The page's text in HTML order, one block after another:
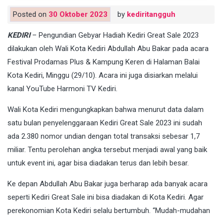
Posted on 30 Oktober 2023 by kediritangguh
KEDIRI– Pengundian Gebyar Hadiah Kediri Great Sale 2023
dilakukan oleh Wali Kota Kediri Abdullah Abu Bakar pada acara
Festival Prodamas Plus & Kampung Keren di Halaman Balai
Kota Kediri, Minggu (29/10). Acara ini juga disiarkan melalui
kanal YouTube Harmoni TV Kediri.
Wali Kota Kediri mengungkapkan bahwa menurut data dalam
satu bulan penyelenggaraan Kediri Great Sale 2023 ini sudah
ada 2.380 nomor undian dengan total transaksi sebesar 1,7
miliar. Tentu perolehan angka tersebut menjadi awal yang baik
untuk event ini, agar bisa diadakan terus dan lebih besar.
Ke depan Abdullah Abu Bakar juga berharap ada banyak acara
seperti Kediri Great Sale ini bisa diadakan di Kota Kediri. Agar
perekonomian Kota Kediri selalu bertumbuh. “Mudah-mudahan